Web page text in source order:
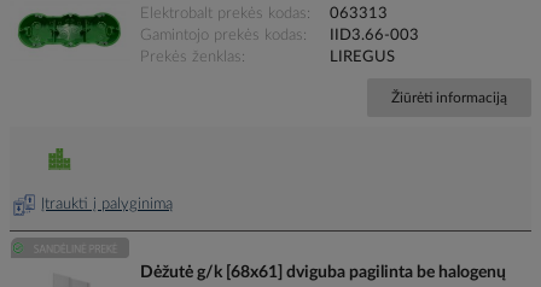
Elektrobalt prekės kodas
063313
Gamintojo prekės kodas
IID3.66-003
Prekės ženklas
LIREGUS
Žiūrėti informaciją
Įtraukti į palyginimą
Dėžutė g/k [68x61] dviguba pagilinta be halogenų